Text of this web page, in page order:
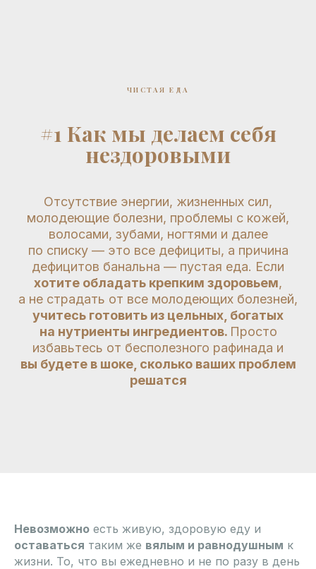
ЧИСТАЯ ЕДА
#1 Как мы делаем себя
нездоровыми
Отсутствие энергии, жизненных сил,
молодеющие болезни, проблемы с кожей,
волосами, зубами, ногтями и далее
по списку — это все дефициты, а причина
дефицитов банальна — пустая еда. Если
хотите обладать крепким здоровьем,
а не страдать от все молодеющих болезней,
учитесь готовить из цельных, богатых
на нутриенты ингредиентов. Просто
избавьтесь от бесполезного рафинада и
вы будете в шоке, сколько ваших проблем
решатся
Невозможно есть живую, здоровую еду и
оставаться таким же вялым и равнодушным к
жизни. То, что вы ежедневно и не по разу в день